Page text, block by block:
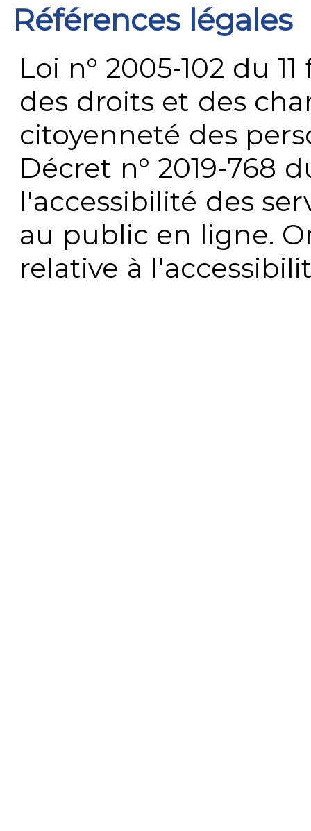
Références légales
Loi n° 2005-102 du
des droits et des
citoyenneté des
Décret n° 2019-768
l'accessibilité des
au public en ligne.
relative à